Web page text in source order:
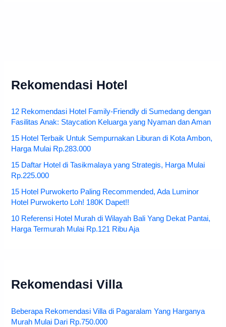
Rekomendasi Hotel
12 Rekomendasi Hotel Family-Friendly di Sumedang dengan
Fasilitas Anak: Staycation Keluarga yang Nyaman dan Aman
15 Hotel Terbaik Untuk Sempurnakan Liburan di Kota Ambon,
Harga Mulai Rp.283.000
15 Daftar Hotel di Tasikmalaya yang Strategis, Harga Mulai
Rp.225.000
15 Hotel Purwokerto Paling Recommended, Ada Luminor
Hotel Purwokerto Loh! 180K Dapet!!
10 Referensi Hotel Murah di Wilayah Bali Yang Dekat Pantai,
Harga Termurah Mulai Rp.121 Ribu Aja
Rekomendasi Villa
Beberapa Rekomendasi Villa di Pagaralam Yang Harganya
Murah Mulai Dari Rp.750.000